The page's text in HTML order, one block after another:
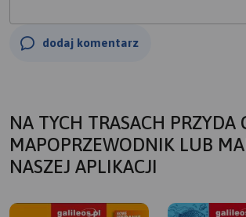
dodaj komentarz
NA TYCH TRASACH PRZYDA
MAPOPRZEWODNIK LUB
NASZEJ APLIKACJI